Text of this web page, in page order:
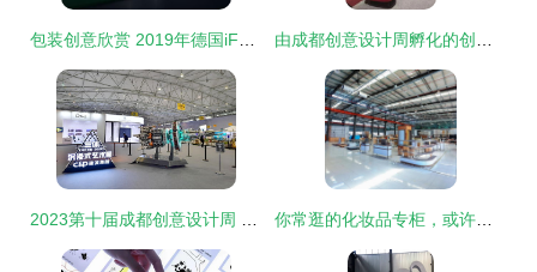
包装创意欣赏 2019年德国iF设计奖食品饮料64件获奖作品精选（上） 由成都创意设计周孵化的创意产品亮相2019成都服务贸易产业新春年会 激发策划新思维与服务创新引擎
2023第十届成都创意设计周 开启策划创意服务的未来之窗 你常逛的化妆品专柜，或许都是金山这家工厂设计的——策划创意服务如何开启品牌印象之门